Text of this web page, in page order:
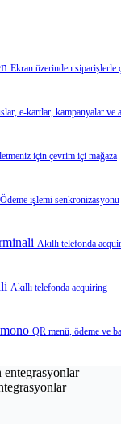
Ekran üzerinden siparişlerle
e‑kartlar, kampanyalar ve
için çevrim içi mağaza
Ödeme işlemi senkronizasyonu
Akıllı telefonda
Akıllı telefonda acquiring
QR menü, ödeme ve